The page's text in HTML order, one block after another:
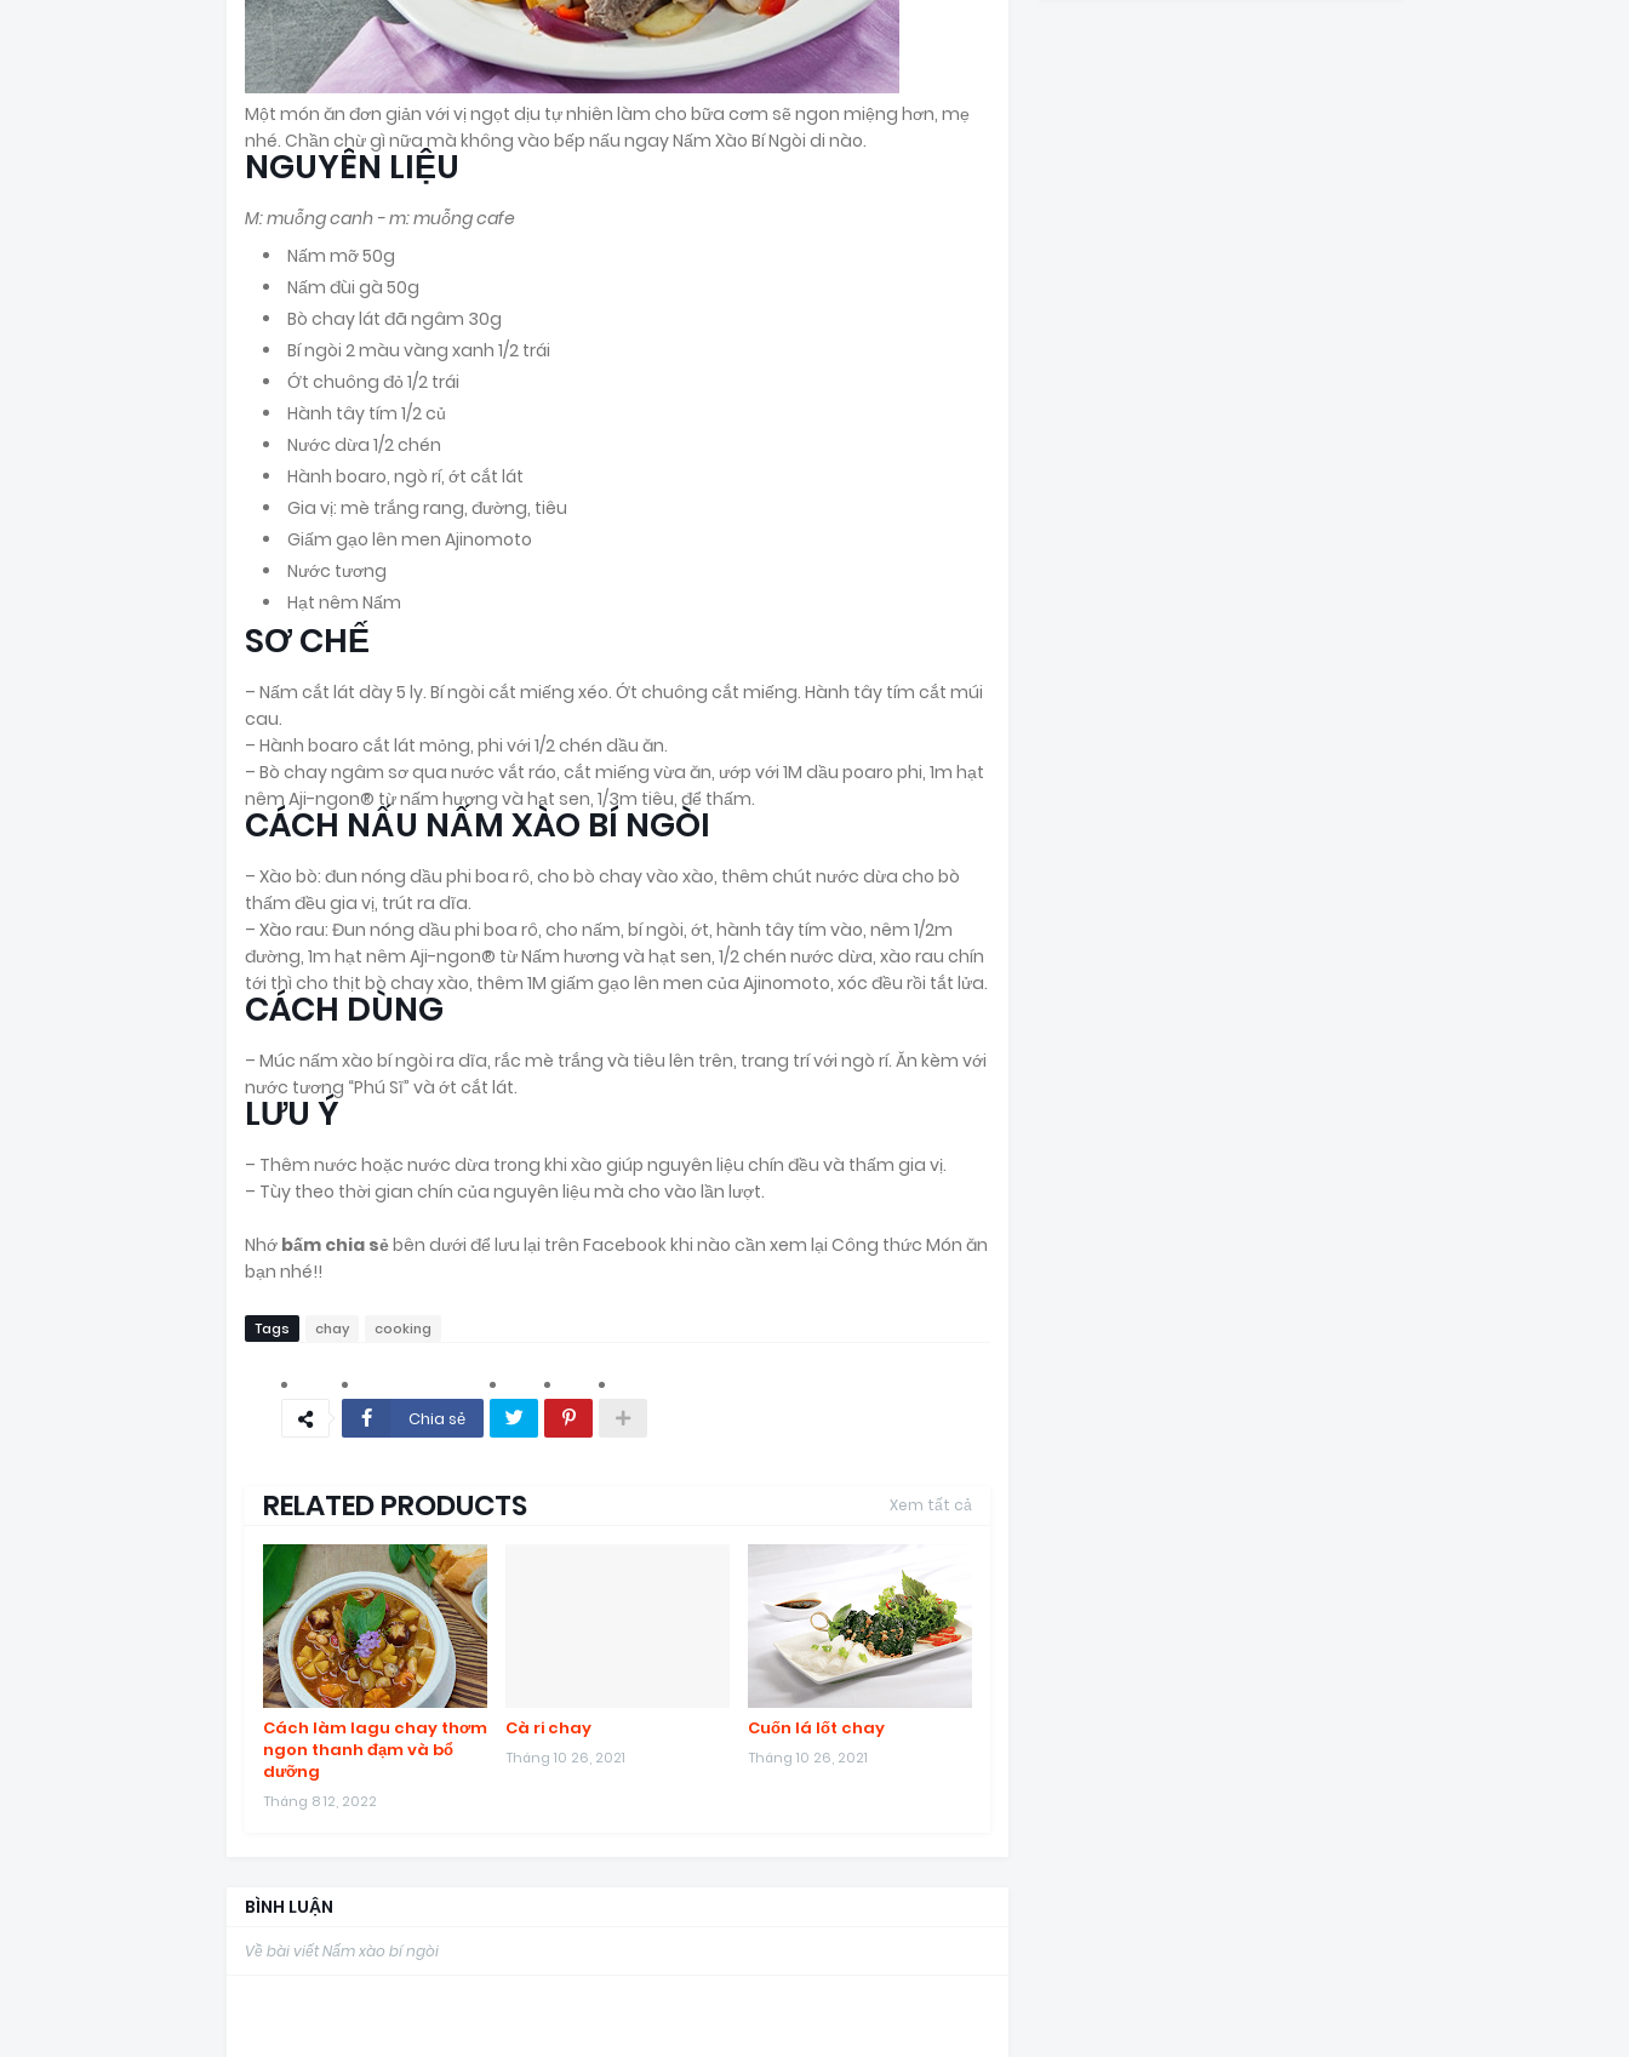
Một món ăn đơn giản với vị ngọt dịu tự nhiên làm cho bữa cơm sẽ ngon miệng hơn, mẹ
nhé. Chần chừ gì nữa mà không vào bếp nấu ngay Nấm Xào Bí Ngòi di nào.
NGUYÊN LIỆU
M: muỗng canh - m: muỗng cafe
Nấm mỡ 50g
Nấm đùi gà 50g
Bò chay lát đã ngâm 30g
Bí ngòi 2 màu vàng xanh 1/2 trái
Ớt chuông đỏ 1/2 trái
Hành tây tím 1/2 củ
Nước dừa 1/2 chén
Hành boaro, ngò rí, ớt cắt lát
Gia vị: mè trắng rang, đường, tiêu
Giấm gạo lên men Ajinomoto
Nước tương
Hạt nêm Nấm
SƠ CHẾ
– Nấm cắt lát dày 5 ly. Bí ngòi cắt miếng xéo. Ớt chuông cắt miếng. Hành tây tím cắt múi
cau.
– Hành boaro cắt lát mỏng, phi với 1/2 chén dầu ăn.
– Bò chay ngâm sơ qua nước vắt ráo, cắt miếng vừa ăn, ướp với 1M dầu poaro phi, 1m hạt
nêm Aji-ngon® từ nấm hương và hạt sen, 1/3m tiêu, để thấm.
CÁCH NẤU NẤM XÀO BÍ NGÒI
– Xào bò: đun nóng dầu phi boa rô, cho bò chay vào xào, thêm chút nước dừa cho bò
thấm đều gia vị, trút ra dĩa.
– Xào rau: Đun nóng dầu phi boa rô, cho nấm, bí ngòi, ớt, hành tây tím vào, nêm 1/2m
đường, 1m hạt nêm Aji-ngon® từ Nấm hương và hạt sen, 1/2 chén nước dừa, xào rau chín
tới thì cho thịt bò chay xào, thêm 1M giấm gạo lên men của Ajinomoto, xóc đều rồi tắt lửa.
CÁCH DÙNG
– Múc nấm xào bí ngòi ra dĩa, rắc mè trắng và tiêu lên trên, trang trí với ngò rí. Ăn kèm với
nước tương “Phú Sĩ” và ớt cắt lát.
LƯU Ý
– Thêm nước hoặc nước dừa trong khi xào giúp nguyên liệu chín đều và thấm gia vị.
– Tùy theo thời gian chín của nguyên liệu mà cho vào lần lượt.
Nhớ bấm chia sẻbên dưới để lưu lại trên Facebook khi nào cần xem lại Công thức Món ăn
bạn nhé!!
Tags chay cooking
Chia sẻ
RELATED PRODUCTS Xem tất cả
Cách làm lagu chay thơm
ngon thanh đạm và bổ
dưỡng
Tháng 8 12, 2022
Cà ri chay
Tháng 10 26, 2021
Cuốn lá lốt chay
Tháng 10 26, 2021
BÌNH LUẬN
Về bài viết Nấm xào bí ngòi